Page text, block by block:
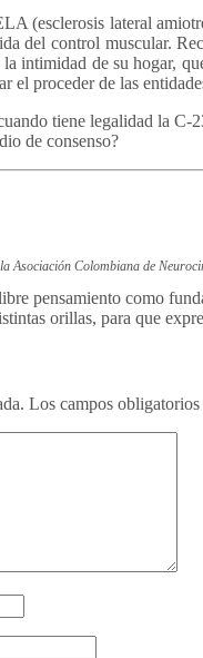
(esclerosis lateral
del control muscular.
intimidad de su hogar,
el proceder de las
tiene legalidad la
de consenso?
Asociación Colombiana de
pensamiento como
orillas, para que
Los campos obligatorios